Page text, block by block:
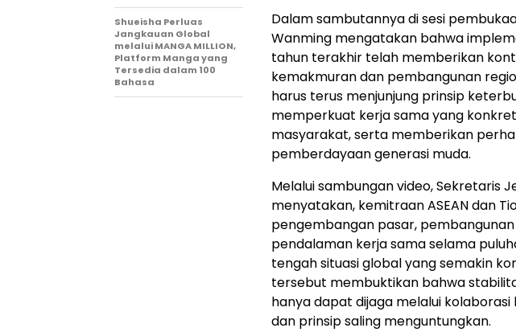
Dalam sambutannya di sesi
Wanming mengatakan bahwa
tahun terakhir telah memberikan
kemakmuran dan pembangunan
harus terus menjunjung prinsip
memperkuat kerja sama yang
masyarakat, serta memberikan
pemberdayaan generasi muda.
Melalui sambungan video, Sekretaris
menyatakan, kemitraan ASEAN dan
pengembangan pasar,
pendalaman kerja sama selama
tengah situasi global yang semakin
tersebut membuktikan bahwa
hanya dapat dijaga melalui
dan prinsip saling menguntungkan.
Shueisha Perluas
Jangkauan Global
melalui MANGA MILLION,
Platform Manga yang
Tersedia dalam 100
Bahasa